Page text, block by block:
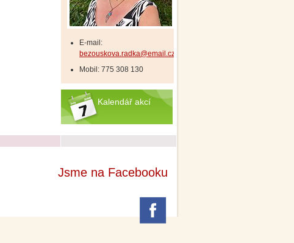
E-mail:
bezouskova.radka@email.cz
Mobil: 775 308 130
Kalendář akcí
Jsme na Facebooku